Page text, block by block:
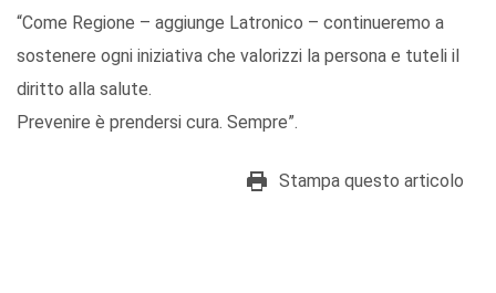
“Come Regione – aggiunge Latronico – continueremo a
sostenere ogni iniziativa che valorizzi la persona e tuteli il
diritto alla salute.
Prevenire è prendersi cura. Sempre”.
Stampa questo articolo